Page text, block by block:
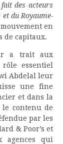
des acteurs
du Royaume-
en
de capitaux.
a trait aux
essentiel
Abdelal leur
une fine
et dans la
le contenu de
par les
& Poor’s et
agences qui